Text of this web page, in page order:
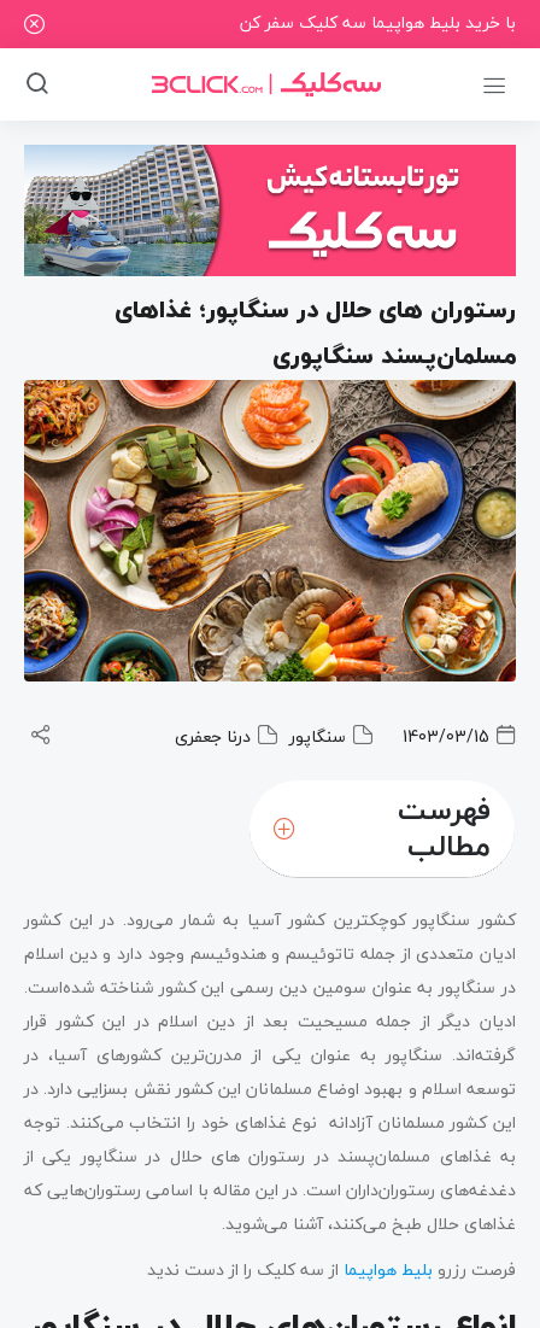
با خرید بلیط هواپیما سه کلیک سفر کن
رستوران های حلال در سنگاپور؛ غذاهای
مسلمان‌پسند سنگاپوری
1403/03/15 سنگاپور درنا جعفری
فهرست
مطالب
سخن نهایی
کشور سنگاپور کوچکترین کشور آسیا به شمار می‌رود. در این کشور
ادیان متعددی از جمله تاتوئیسم و هندوئیسم وجود دارد و دین اسلام
در سنگاپور به عنوان سومین دین رسمی این کشور شناخته شده‌است.
ادیان دیگر از جمله مسیحیت بعد از دین اسلام در این کشور قرار
گرفته‌اند. سنگاپور به عنوان یکی از مدرن‌ترین کشورهای آسیا، در
توسعه اسلام و بهبود اوضاع مسلمانان این کشور نقش بسزایی دارد. در
این کشور مسلمانان آزادانه نوع غذاهای خود را انتخاب می‌کنند. توجه
به غذاهای مسلمان‌پسند در رستوران های حلال در سنگاپور یکی از
دغدغه‌های رستوران‌داران است. در این مقاله با اسامی رستوران‌هایی که
غذاهای حلال طبخ می‌کنند، آشنا می‌شوید.
فرصت رزرو بلیط هواپیما از سه کلیک را از دست ندید